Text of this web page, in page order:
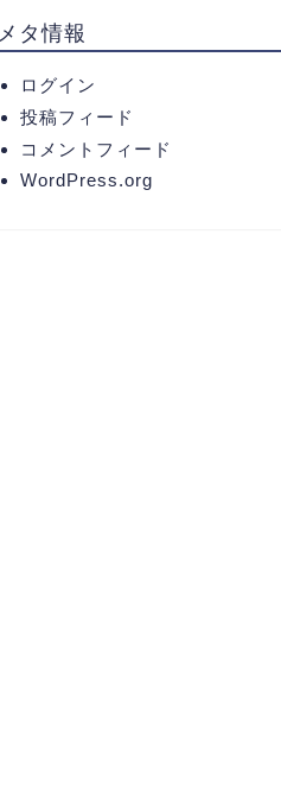
メタ情報
ログイン
投稿フィード
コメントフィード
WordPress.org